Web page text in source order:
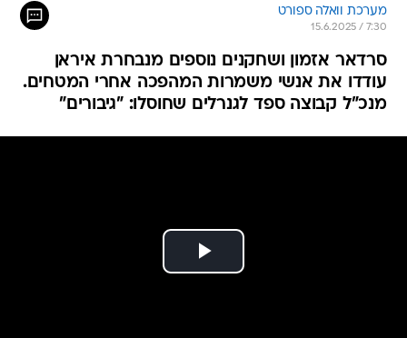
מערכת וואלה ספורט
15.6.2025 / 7:30
סרדאר אזמון ושחקנים נוספים מנבחרת איראן
עודדו את אנשי משמרות המהפכה אחרי המטחים.
מנכ"ל קבוצה ספד לגנרלים שחוסלו: "גיבורים"